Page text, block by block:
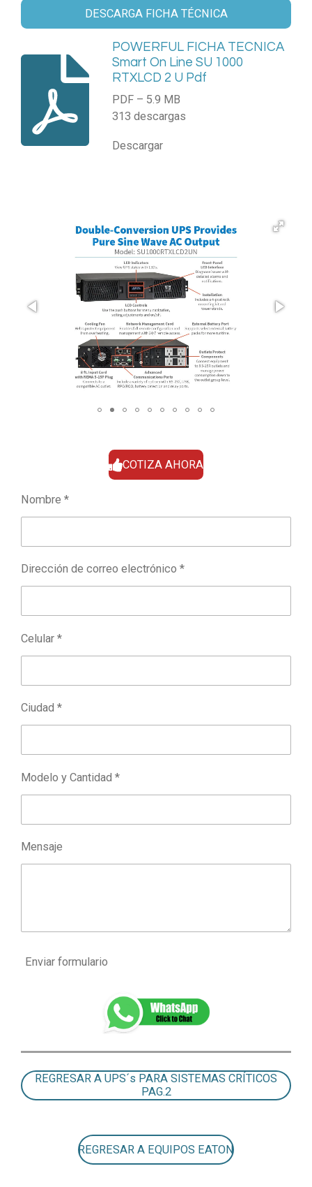
DESCARGA FICHA TÉCNICA
POWERFUL FICHA TECNICA
Smart On Line SU 1000
RTXLCD 2 U Pdf
PDF – 5.9 MB
313 descargas
Descargar
COTIZA AHORA
Nombre *
Dirección de correo electrónico *
Celular *
Ciudad *
Modelo y Cantidad *
Mensaje
Enviar formulario
REGRESAR A UPS´s PARA SISTEMAS CRÍTICOS
PAG.2
REGRESAR A EQUIPOS EATON